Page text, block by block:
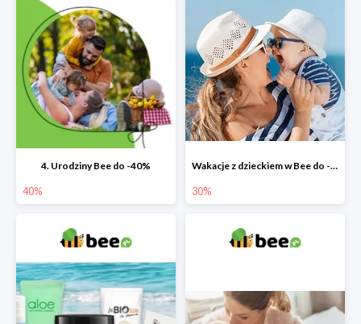
4. Urodziny Bee do -40%
40%
Wakacje z dzieckiem w Bee do -30%
30%